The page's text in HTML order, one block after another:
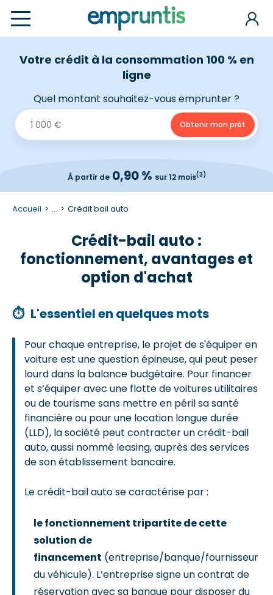
Votre crédit à la consommation 100 % en
ligne
Quel montant souhaitez-vous emprunter ?
À partir de0,90 % sur 12 mois(3)
Accueil ... Crédit bail auto
Crédit-bail auto :
fonctionnement, avantages et
option d'achat
⏱ L'essentiel en quelques mots
Pour chaque entreprise, le projet de s'équiper en
voiture est une question épineuse, qui peut peser
lourd dans la balance budgétaire. Pour financer
et s’équiper avec une flotte de voitures utilitaires
ou de tourisme sans mettre en péril sa santé
financière ou pour une location longue durée
(LLD), la société peut contracter un crédit-bail
auto, aussi nommé leasing, auprès des services
de son établissement bancaire.
Le crédit-bail auto se caractérise par :
le fonctionnement tripartite de cette
solution de
financement (entreprise/banque/fournisseur
du véhicule). L’entreprise signe un contrat de
réservation avec sa banque pour disposer du